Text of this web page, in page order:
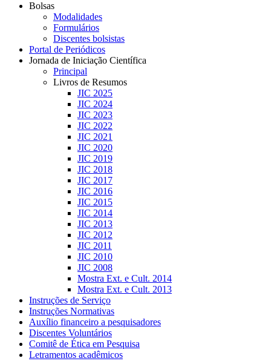
Bolsas
Modalidades
Formulários
Discentes bolsistas
Portal de Periódicos
Jornada de Iniciação Científica
Principal
Livros de Resumos
JIC 2025
JIC 2024
JIC 2023
JIC 2022
JIC 2021
JIC 2020
JIC 2019
JIC 2018
JIC 2017
JIC 2016
JIC 2015
JIC 2014
JIC 2013
JIC 2012
JIC 2011
JIC 2010
JIC 2008
Mostra Ext. e Cult. 2014
Mostra Ext. e Cult. 2013
Instruções de Serviço
Instruções Normativas
Auxílio financeiro a pesquisadores
Discentes Voluntários
Comitê de Ética em Pesquisa
Letramentos acadêmicos